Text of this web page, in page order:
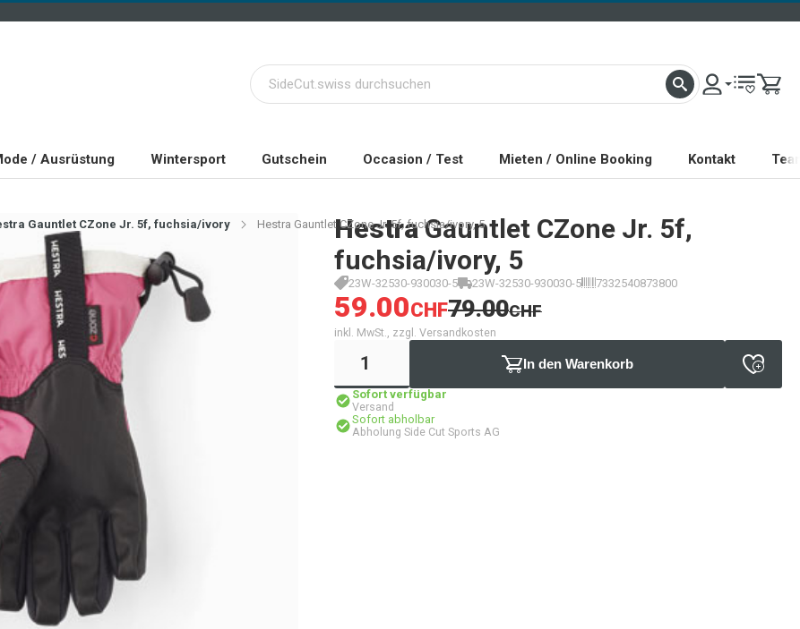
/ Ausrüstung Wintersport Gutschein Occasion / Test Mieten / Online Booking Kontakt
Gauntlet CZone Jr. 5f, fuchsia/ivory Hestra Gauntlet CZone Jr. 5f, fuchsia/ivory, 5
Hestra Gauntlet CZone Jr. 5f,
fuchsia/ivory, 5
23W-32530-930030-5 23W-32530-930030-5 7332540873800
59.00CHF79.00CHF
inkl. MwSt., zzgl. Versandkosten
In den Warenkorb
Sofort verfügbar
Versand
Sofort abholbar
Abholung Side Cut Sports AG